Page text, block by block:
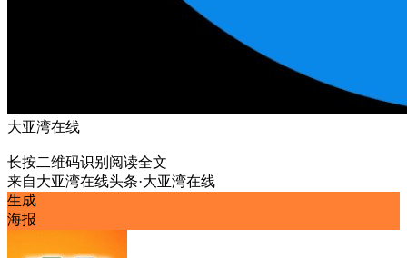
大亚湾在线
长按二维码识别阅读全文
来自大亚湾在线头条·大亚湾在线
生成
海报